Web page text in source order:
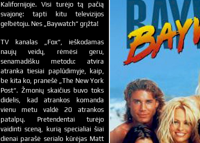
Kalifornijoje. Visi turėjo tą pačią
svajonę: tapti kitu televizijos
gelbėtoju. Nes „Baywatch“ grįžta!
TV kanalas „Fox“, ieškodamas
naujų veidų, rėmėsi geru,
senamadišku metodu: atvira
atranka tiesiai paplūdimyje, kaip,
be kita ko, pranešė „The New York
Post“. Žmonių skaičius buvo toks
didelis, kad atrankos komanda
vienu metu valdė 20 atrankos
patalpų. Pretendentai turėjo
vaidinti sceną, kurią specialiai šiai
dienai parašė serialo kūrėjas Matt